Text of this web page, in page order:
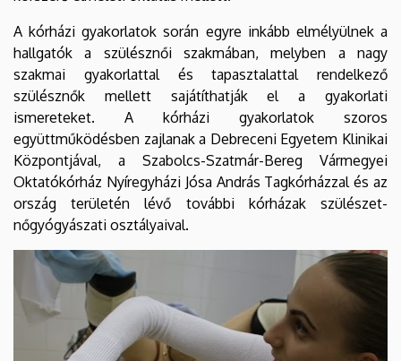
A kórházi gyakorlatok során egyre inkább elmélyülnek a
hallgatók a szülésznői szakmában, melyben a nagy
szakmai gyakorlattal és tapasztalattal rendelkező
szülésznők mellett sajátíthatják el a gyakorlati
ismereteket. A kórházi gyakorlatok szoros
együttműködésben zajlanak a Debreceni Egyetem Klinikai
Központjával, a Szabolcs-Szatmár-Bereg Vármegyei
Oktatókórház Nyíregyházi Jósa András Tagkórházzal és az
ország területén lévő további kórházak szülészet-
nőgyógyászati osztályaival.